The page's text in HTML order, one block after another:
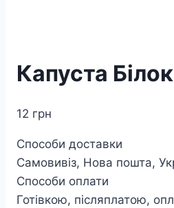
Капуста
12 грн
Способи доставки
Самовивіз, Нова пошта,
Способи оплати
Готівкою, післяплатою,